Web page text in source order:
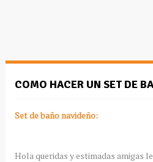
COMO HACER UN SET DE
Set de baño navideño:
Hola queridas y estimadas amigas